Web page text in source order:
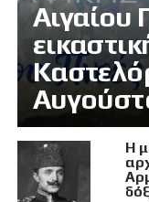
Αιγαίου
Η